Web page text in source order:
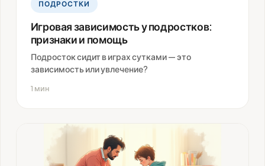
ПОДРОСТКИ
Игровая зависимость у подростков:
признаки и помощь
Подросток сидит в играх сутками — это
зависимость или увлечение?
1 мин